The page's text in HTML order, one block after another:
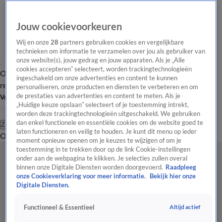
Overzicht Laatste nieuws Regionieuws Het beste van Hart
Tip de
redactie
Volg Hart van Nederland
Zoeken
OverzichtRegioUitzendingenWeerTip de redactiePanelVideo's
Jouw cookievoorkeuren
Wij en onze28 partners gebruiken cookies en vergelijkbare
technieken om informatie te verzamelen over jou als gebruiker van
onze website(s), jouw gedrag en jouw apparaten. Als je „Alle
cookies accepteren” selecteert, worden trackingtechnologieën
ingeschakeld om onze advertenties en content te kunnen
personaliseren, onze producten en diensten te verbeteren en om
de prestaties van advertenties en content te meten. Als je
„Huidige keuze opslaan” selecteert of je toestemming intrekt,
worden deze trackingtechnologieën uitgeschakeld. We gebruiken
dan enkel functionele en essentiële cookies om de website goed te
laten functioneren en veilig te houden. Je kunt dit menu op ieder
moment opnieuw openen om je keuzes te wijzigen of om je
toestemming in te trekken door op de link Cookie-instellingen
onder aan de webpagina te klikken. Je selecties zullen overal
binnen onze Digitale Diensten worden doorgevoerd. Raadpleeg
onze Cookieverklaring voor meer informatie.
Bekijk hier onze
Digitale Diensten.
Functioneel & Essentieel Altijd actief